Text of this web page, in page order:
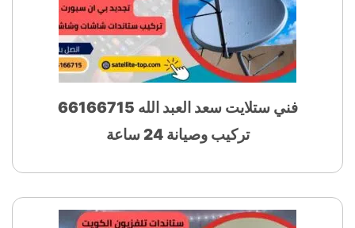
فني ستلايت سعد العبد الله 66166715
تركيب وصيانة 24 ساعة